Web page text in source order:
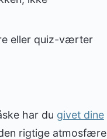
eller quiz-værter
har du givet dine
rigtige atmosfære